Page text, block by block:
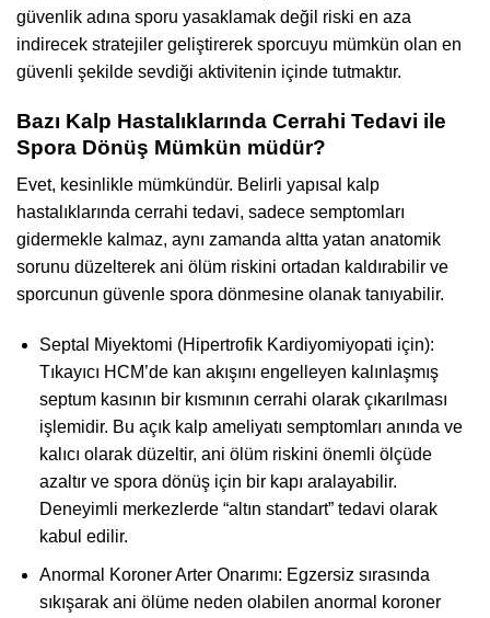
güvenlik adına sporu yasaklamak değil riski en aza
indirecek stratejiler geliştirerek sporcuyu mümkün olan en
güvenli şekilde sevdiği aktivitenin içinde tutmaktır.
Bazı Kalp Hastalıklarında Cerrahi Tedavi ile
Spora Dönüş Mümkün müdür?
Evet, kesinlikle mümkündür. Belirli yapısal kalp
hastalıklarında cerrahi tedavi, sadece semptomları
gidermekle kalmaz, aynı zamanda altta yatan anatomik
sorunu düzelterek ani ölüm riskini ortadan kaldırabilir ve
sporcunun güvenle spora dönmesine olanak tanıyabilir.
Septal Miyektomi (Hipertrofik Kardiyomiyopati için):
Tıkayıcı HCM’de kan akışını engelleyen kalınlaşmış
septum kasının bir kısmının cerrahi olarak çıkarılması
işlemidir. Bu açık kalp ameliyatı semptomları anında ve
kalıcı olarak düzeltir, ani ölüm riskini önemli ölçüde
azaltır ve spora dönüş için bir kapı aralayabilir.
Deneyimli merkezlerde “altın standart” tedavi olarak
kabul edilir.
Anormal Koroner Arter Onarımı: Egzersiz sırasında
sıkışarak ani ölüme neden olabilen anormal koroner